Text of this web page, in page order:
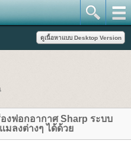
งฟอกอากาศ Sharp ระบบ
เมลงต่างๆ ได้ด้ว